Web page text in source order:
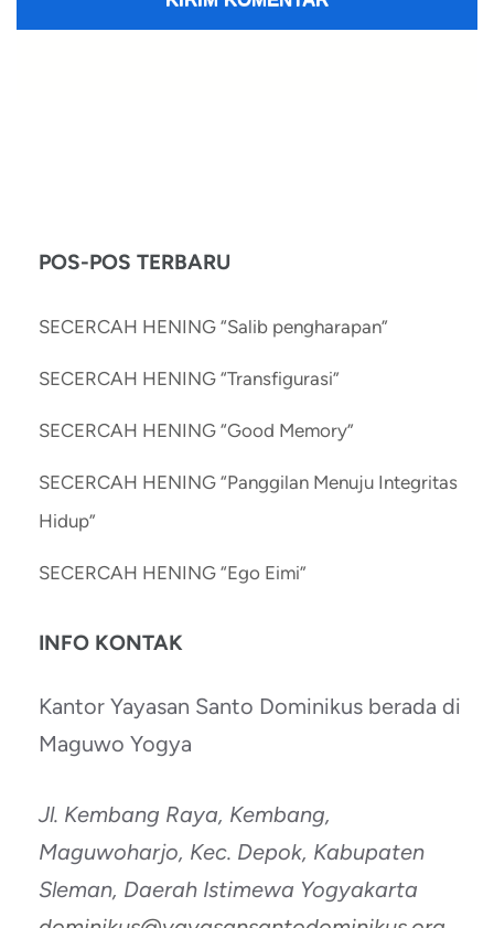
POS-POS TERBARU
SECERCAH HENING “Salib pengharapan”
SECERCAH HENING “Transfigurasi”
SECERCAH HENING “Good Memory”
SECERCAH HENING “Panggilan Menuju Integritas
Hidup”
SECERCAH HENING “Ego Eimi”
INFO KONTAK
Kantor Yayasan Santo Dominikus berada di
Maguwo Yogya
Jl. Kembang Raya, Kembang,
Maguwoharjo, Kec. Depok, Kabupaten
Sleman, Daerah Istimewa Yogyakarta